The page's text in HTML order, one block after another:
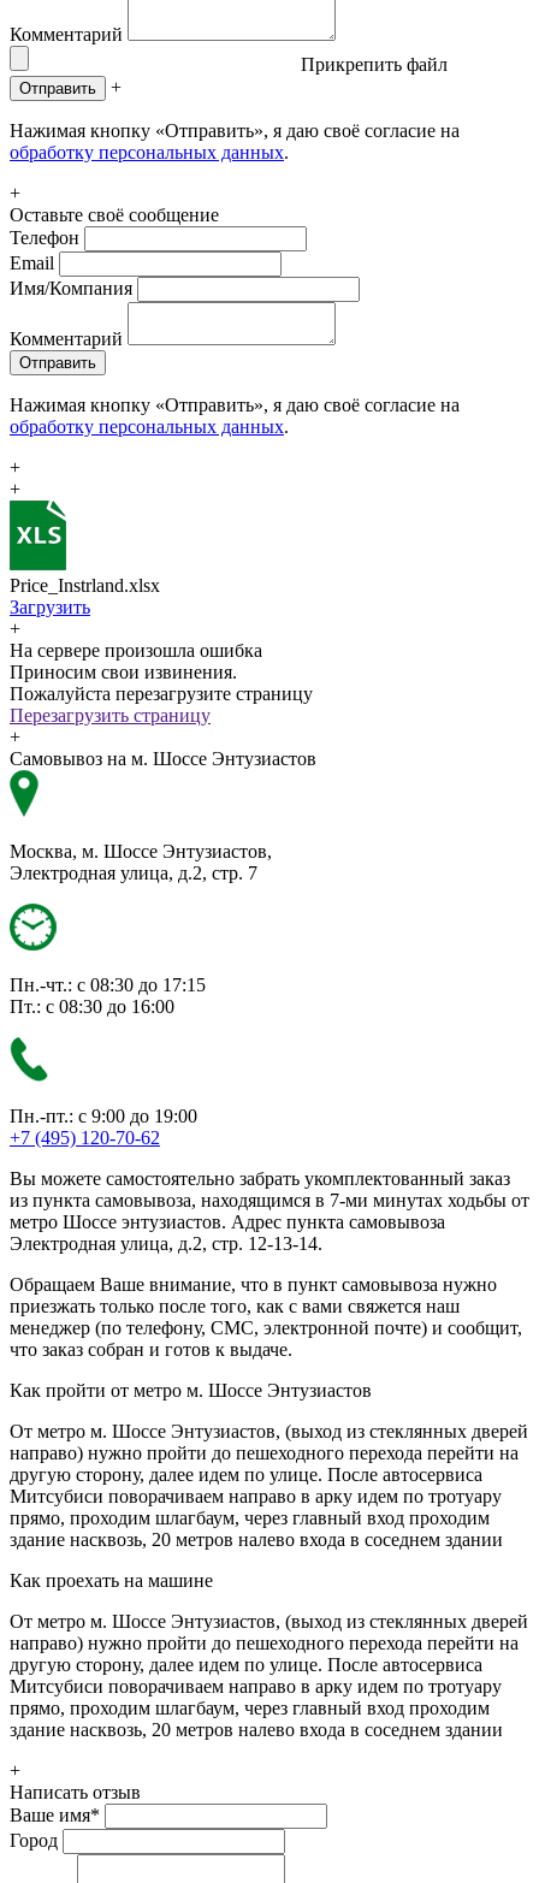
Комментарий
Прикрепить файл
Отправить +
Нажимая кнопку «Отправить», я даю своё согласие на
обработку персональных данных.
+
Оставьте своё сообщение
Телефон
Email
Имя/Компания
Комментарий
Отправить
Нажимая кнопку «Отправить», я даю своё согласие на
обработку персональных данных.
+
+
Price_Instrland.xlsx
Загрузить
+
На сервере произошла ошибка
Приносим свои извинения.
Пожалуйста перезагрузите страницу
Перезагрузить страницу
+
Самовывоз на м. Шоссе Энтузиастов
Москва, м. Шоссе Энтузиастов,
Электродная улица, д.2, стр. 7
Пн.-чт.: с 08:30 до 17:15
Пт.: с 08:30 до 16:00
Пн.-пт.: с 9:00 до 19:00
+7 (495) 120-70-62
Вы можете самостоятельно забрать укомплектованный заказ
из пункта самовывоза, находящимся в 7-ми минутах ходьбы от
метро Шоссе энтузиастов. Адрес пункта самовывоза
Электродная улица, д.2, стр. 12-13-14.
Обращаем Ваше внимание, что в пункт самовывоза нужно
приезжать только после того, как с вами свяжется наш
менеджер (по телефону, СМС, электронной почте) и сообщит,
что заказ собран и готов к выдаче.
Как пройти от метро м. Шоссе Энтузиастов
От метро м. Шоссе Энтузиастов, (выход из стеклянных дверей
направо) нужно пройти до пешеходного перехода перейти на
другую сторону, далее идем по улице. После автосервиса
Митсубиси поворачиваем направо в арку идем по тротуару
прямо, проходим шлагбаум, через главный вход проходим
здание насквозь, 20 метров налево входа в соседнем здании
Как проехать на машине
От метро м. Шоссе Энтузиастов, (выход из стеклянных дверей
направо) нужно пройти до пешеходного перехода перейти на
другую сторону, далее идем по улице. После автосервиса
Митсубиси поворачиваем направо в арку идем по тротуару
прямо, проходим шлагбаум, через главный вход проходим
здание насквозь, 20 метров налево входа в соседнем здании
+
Написать отзыв
Ваше имя*
Город